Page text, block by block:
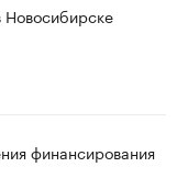
Новосибирске
финансирования